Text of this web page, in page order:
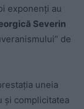
exponenți au
Severin
de
uneia
și complicitatea